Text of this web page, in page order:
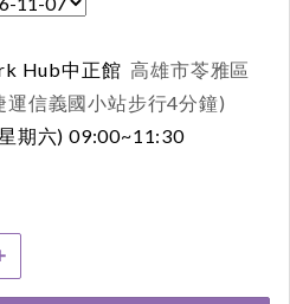
Hub中正館 高雄市苓雅區
信義國小站步行4分鐘)
期六)09:00~11:30